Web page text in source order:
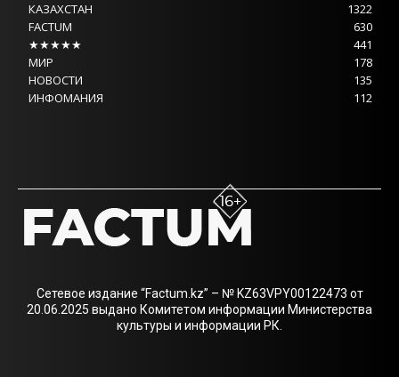
КАЗАХСТАН
1322
FACTUM
630
★★★★★
441
МИР
178
НОВОСТИ
135
ИНФОМАНИЯ
112
Сетевое издание “Factum.kz” – № KZ63VPY00122473 от
20.06.2025 выдано Комитетом информации Министерства
культуры и информации РК.